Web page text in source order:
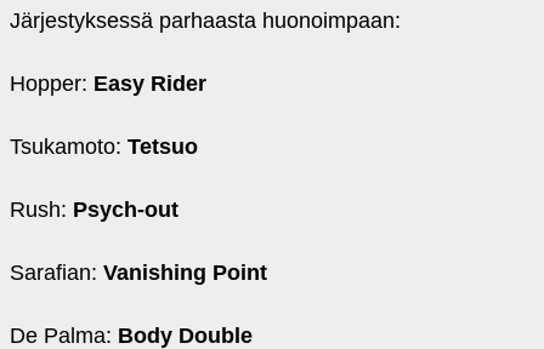
Järjestyksessä parhaasta huonoimpaan:
Hopper: Easy Rider
Tsukamoto: Tetsuo
Rush: Psych-out
Sarafian: Vanishing Point
De Palma: Body Double